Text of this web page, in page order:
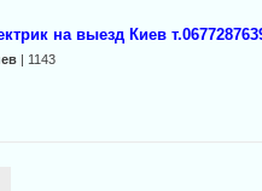
на выезд Киев
| 1143